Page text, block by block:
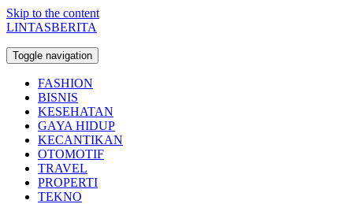
Skip to the content
LINTASBERITA
Toggle navigation
FASHION
BISNIS
KESEHATAN
GAYA HIDUP
KECANTIKAN
OTOMOTIF
TRAVEL
PROPERTI
TEKNO